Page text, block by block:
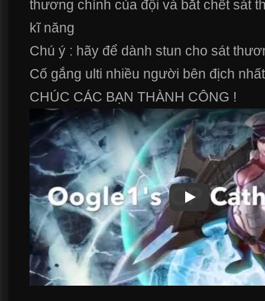
thương chính của đội và bắt chết sát
kĩ năng
Chú ý : hãy để dành stun cho sát
Cố gắng ulti nhiều người bên địch
CHÚC CÁC BẠN THÀNH CÔNG !
Play
Play Video